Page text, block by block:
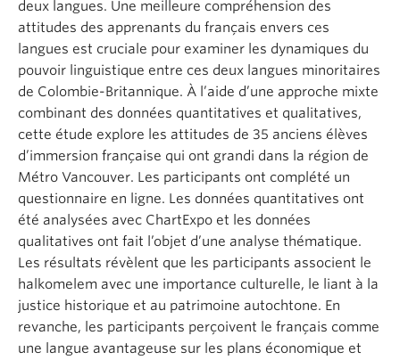
deux langues. Une meilleure compréhension des
attitudes des apprenants du français envers ces
langues est cruciale pour examiner les dynamiques du
pouvoir linguistique entre ces deux langues minoritaires
de Colombie-Britannique. À l’aide d’une approche mixte
combinant des données quantitatives et qualitatives,
cette étude explore les attitudes de 35 anciens élèves
d’immersion française qui ont grandi dans la région de
Métro Vancouver. Les participants ont complété un
questionnaire en ligne. Les données quantitatives ont
été analysées avec ChartExpo et les données
qualitatives ont fait l’objet d’une analyse thématique.
Les résultats révèlent que les participants associent le
halkomelem avec une importance culturelle, le liant à la
justice historique et au patrimoine autochtone. En
revanche, les participants perçoivent le français comme
une langue avantageuse sur les plans économique et